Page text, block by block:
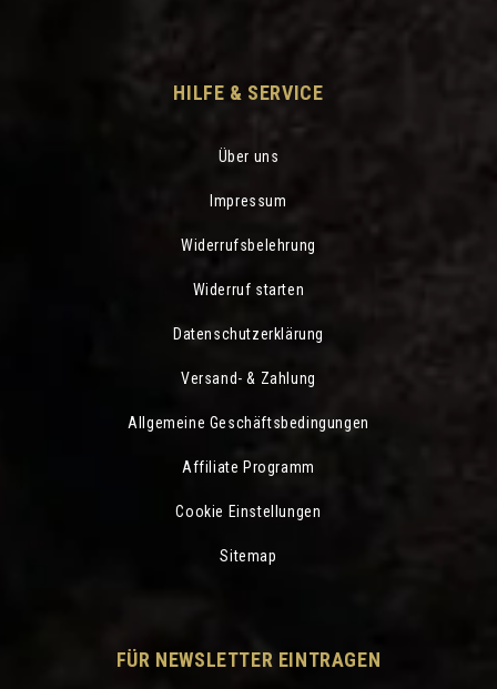
HILFE & SERVICE
Über uns
Impressum
Widerrufsbelehrung
Widerruf starten
Datenschutzerklärung
Versand- & Zahlung
Allgemeine Geschäftsbedingungen
Affiliate Programm
Cookie Einstellungen
Sitemap
FÜR NEWSLETTER EINTRAGEN